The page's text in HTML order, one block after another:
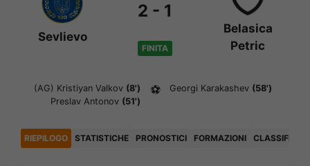
Sevlievo
2 - 1
FINITA
Belasica
Petric
(AG) Kristiyan Valkov (8')
Preslav Antonov (51')
⚽ Georgi Karakashev (58')
RIEPILOGO STATISTICHE PRONOSTICI FORMAZIONI CLASSIFICA